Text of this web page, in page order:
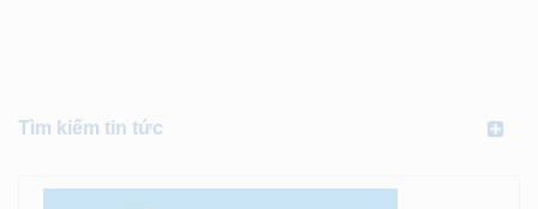
Tìm kiếm tin tức